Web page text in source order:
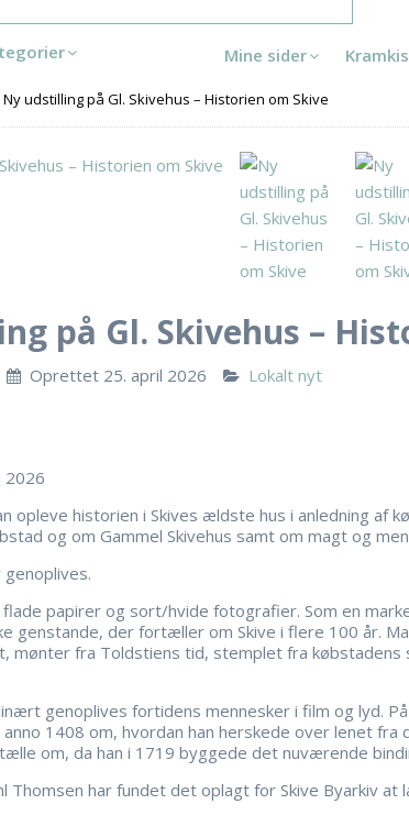
Mine sider
Ny udstilling på Gl. Skivehus – Historien om Skive
på Gl. Skivehus –
Oprettet 25. april 2026
K
o
r
r
Lokalt nyt
2026
opleve historien i Skives ældste hus i anledning
og om Gammel Skivehus samt om magt og
papirer og sort/hvide fotografier. Som en
genstande, der fortæller om Skive i flere 100 år.
mønter fra Toldstiens tid, stemplet fra købstadens
genoplives fortidens mennesker i film og lyd.
1408 om, hvordan han herskede over lenet
om, da han i 1719 byggede det nuværende
Thomsen har fundet det oplagt for Skive Byarkiv at